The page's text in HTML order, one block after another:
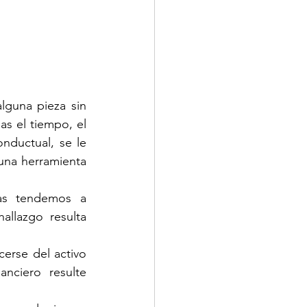
pieza sin
el tiempo, el
se le
herramienta
tendemos a
resulta
del activo
resulte